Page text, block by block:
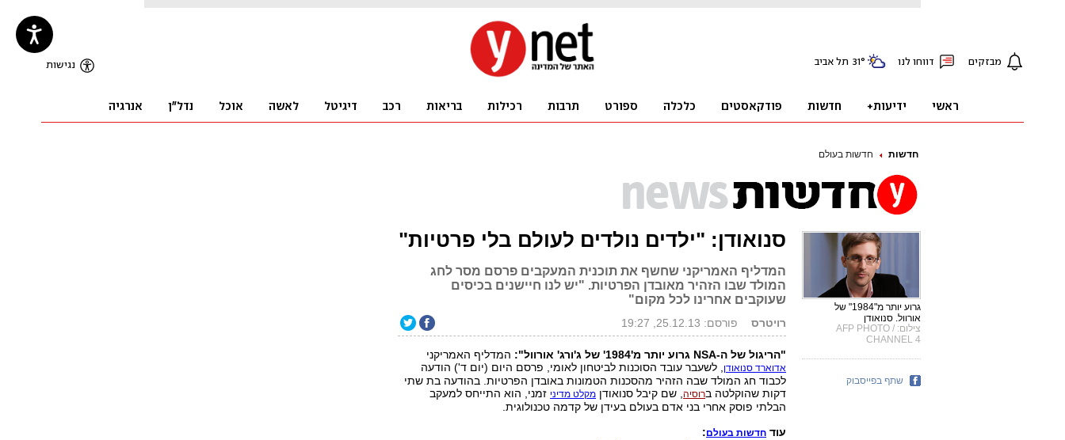
חדשות חדשות בעולם
סנואודן: "ילדים נולדים לעולם בלי פרטיות"
המדליף האמריקני שחשף את תוכנית המעקבים פרסם מסר לחג
המולד שבו הזהיר מאובדן הפרטיות. "יש לנו חיישנים בכיסים
שעוקבים אחרינו לכל מקום"
רויטרס פורסם: 25.12.13, 19:27
"הריגול של ה-NSA גרוע יותר מ'1984' של ג'ורג' אורוול": המדליף האמריקני
אדוארד סנואודן, לשעבר עובד הסוכנות לביטחון לאומי, פרסם היום (יום ד') הודעה
לכבוד חג המולד שבה הזהיר מהסכנות הטמונות באובדן הפרטיות. בהודעה בת שתי
דקות שהוקלטה ברוסיה, שם קיבל סנואודן מקלט מדיני זמני, הוא התייחס למעקב
הבלתי פוסק אחרי בני אדם בעולם בעידן של קדמה טכנולוגית.
עוד חדשות בעולם:
גרוע יותר מ"1984" של
אורוול. סנואודן
צילום: AFP PHOTO /
CHANNEL 4
שתף בפייסבוק